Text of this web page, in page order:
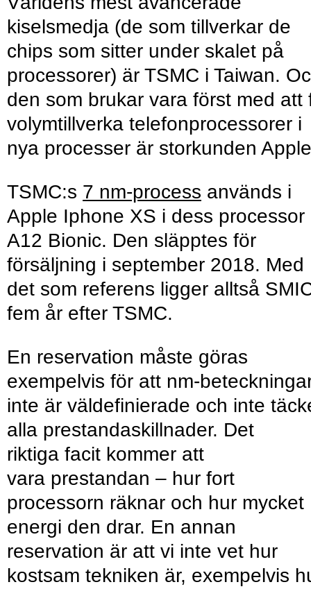
kiselsmedja (de som tillverkar de
chips som sitter under skalet på
processorer) är TSMC i Taiwan.
den som brukar vara först med att
volymtillverka telefonprocessorer i
nya processer är storkunden
TSMC:s 7 nm-process används i
Apple Iphone XS i dess processor
A12 Bionic. Den släpptes för
försäljning i september 2018. Med
det som referens ligger alltså
fem år efter TSMC.
En reservation måste göras
exempelvis för att nm-
inte är väldefinierade och inte
alla prestandaskillnader. Det
riktiga facit kommer att
vara prestandan – hur fort
processorn räknar och hur mycket
energi den drar. En annan
reservation är att vi inte vet hur
kostsam tekniken är, exempelvis